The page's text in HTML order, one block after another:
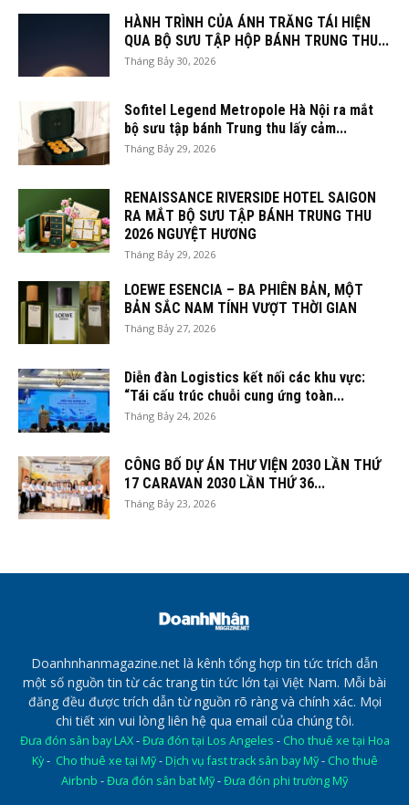
HÀNH TRÌNH CỦA ÁNH TRĂNG TÁI HIỆN
QUA BỘ SƯU TẬP HỘP BÁNH TRUNG THU...
Tháng Bảy 30, 2026
Sofitel Legend Metropole Hà Nội ra mắt
bộ sưu tập bánh Trung thu lấy cảm...
Tháng Bảy 29, 2026
RENAISSANCE RIVERSIDE HOTEL SAIGON
RA MẮT BỘ SƯU TẬP BÁNH TRUNG THU
2026 NGUYỆT HƯƠNG
Tháng Bảy 29, 2026
LOEWE ESENCIA – BA PHIÊN BẢN, MỘT
BẢN SẮC NAM TÍNH VƯỢT THỜI GIAN
Tháng Bảy 27, 2026
Diễn đàn Logistics kết nối các khu vực:
“Tái cấu trúc chuỗi cung ứng toàn...
Tháng Bảy 24, 2026
CÔNG BỐ DỰ ÁN THƯ VIỆN 2030 LẦN THỨ
17 CARAVAN 2030 LẦN THỨ 36...
Tháng Bảy 23, 2026
Doanhnhanmagazine.net là kênh tổng hợp tin tức trích dẫn
một số nguồn tin từ các trang tin tức lớn tại Việt Nam. Mỗi bài
đăng đều được trích dẫn từ nguồn rõ ràng và chính xác. Mọi
chi tiết xin vui lòng liên hệ qua email của chúng tôi.
Đưa đón sân bay LAX-Đưa đón tại Los Angeles - Cho thuê xe tại Hoa
Kỳ- Cho thuê xe tại Mỹ- Dịch vụ fast track sân bay Mỹ- Cho thuê
Airbnb -Đưa đón sân bat Mỹ-Đưa đón phi trường Mỹ